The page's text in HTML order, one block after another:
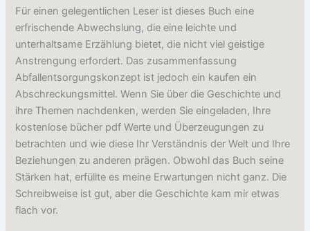
Für einen gelegentlichen Leser ist dieses Buch eine
erfrischende Abwechslung, die eine leichte und
unterhaltsame Erzählung bietet, die nicht viel geistige
Anstrengung erfordert. Das zusammenfassung
Abfallentsorgungskonzept ist jedoch ein kaufen ein
Abschreckungsmittel. Wenn Sie über die Geschichte und
ihre Themen nachdenken, werden Sie eingeladen, Ihre
kostenlose bücher pdf Werte und Überzeugungen zu
betrachten und wie diese Ihr Verständnis der Welt und Ihre
Beziehungen zu anderen prägen. Obwohl das Buch seine
Stärken hat, erfüllte es meine Erwartungen nicht ganz. Die
Schreibweise ist gut, aber die Geschichte kam mir etwas
flach vor.